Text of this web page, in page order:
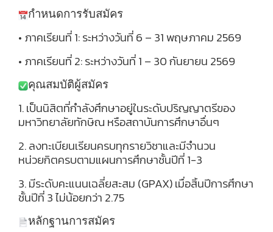
กำหนดการรับสมัคร
• ภาคเรียนที่ 1: ระหว่างวันที่ 6 – 31 พฤษภาคม 2569
• ภาคเรียนที่ 2: ระหว่างวันที่ 1 – 30 กันยายน 2569
คุณสมบัติผู้สมัคร
1. เป็นนิสิตที่กำลังศึกษาอยู่ในระดับปริญญาตรีของ
มหาวิทยาลัยทักษิณ หรือสถาบันการศึกษาอื่นๆ
2. ลงทะเบียนเรียนครบทุกรายวิชาและมีจำนวน
หน่วยกิตครบตามแผนการศึกษาชั้นปีที่ 1-3
3. มีระดับคะแนนเฉลี่ยสะสม (GPAX) เมื่อสิ้นปีการศึกษา
ชั้นปีที่ 3 ไม่น้อยกว่า 2.75
หลักฐานการสมัคร